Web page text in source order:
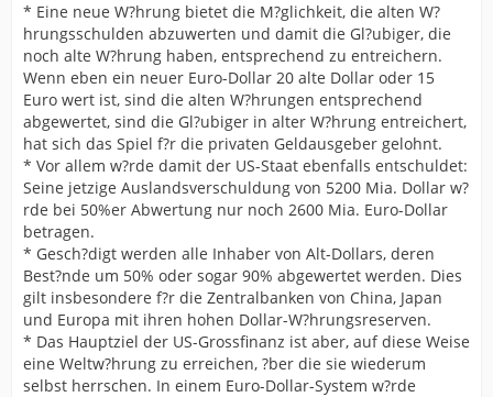
* Eine neue W?hrung bietet die M?glichkeit, die alten W?
hrungsschulden abzuwerten und damit die Gl?ubiger, die
noch alte W?hrung haben, entsprechend zu entreichern.
Wenn eben ein neuer Euro-Dollar 20 alte Dollar oder 15
Euro wert ist, sind die alten W?hrungen entsprechend
abgewertet, sind die Gl?ubiger in alter W?hrung entreichert,
hat sich das Spiel f?r die privaten Geldausgeber gelohnt.
* Vor allem w?rde damit der US-Staat ebenfalls entschuldet:
Seine jetzige Auslandsverschuldung von 5200 Mia. Dollar w?
rde bei 50%er Abwertung nur noch 2600 Mia. Euro-Dollar
betragen.
* Gesch?digt werden alle Inhaber von Alt-Dollars, deren
Best?nde um 50% oder sogar 90% abgewertet werden. Dies
gilt insbesondere f?r die Zentralbanken von China, Japan
und Europa mit ihren hohen Dollar-W?hrungsreserven.
* Das Hauptziel der US-Grossfinanz ist aber, auf diese Weise
eine Weltw?hrung zu erreichen, ?ber die sie wiederum
selbst herrschen. In einem Euro-Dollar-System w?rde